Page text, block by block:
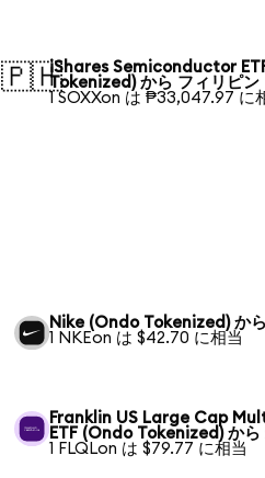
🇵🇭iShares Semiconductor
Tokenized) から フィリピン
1 SOXXon は ₱33,047.97 に
Nike (Ondo Tokenized) か
1 NKEon は $42.70 に相当
Franklin US Large Cap
ETF (Ondo Tokenized) から
1 FLQLon は $79.77 に相当